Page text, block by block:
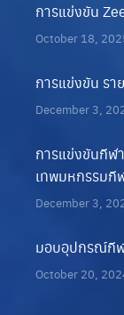
การแข่งขัน
October 18,
การแข่งขัน รา
December 3,
การแข่งขันกี
เทพมหกรรมกี
December 3,
มอบอุปกรณ์กีฬ
October 20,